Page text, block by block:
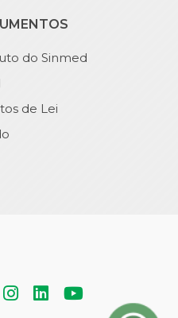
do Sinmed
de Lei